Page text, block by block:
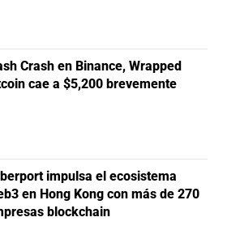
Crash en Binance, Wrapped
cae a $5,200 brevemente
impulsa el ecosistema
en Hong Kong con más de 270
blockchain